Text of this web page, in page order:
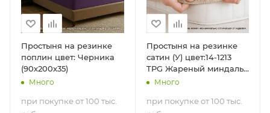
Простыня на резинке
поплин цвет: Черника
(90х200х35)
Много
при покупке от 100 тыс.
Простыня на резинке
сатин (У) цвет:14-1213
TPG Жареный миндаль
(140х200х35)
Много
при покупке от 100 тыс.